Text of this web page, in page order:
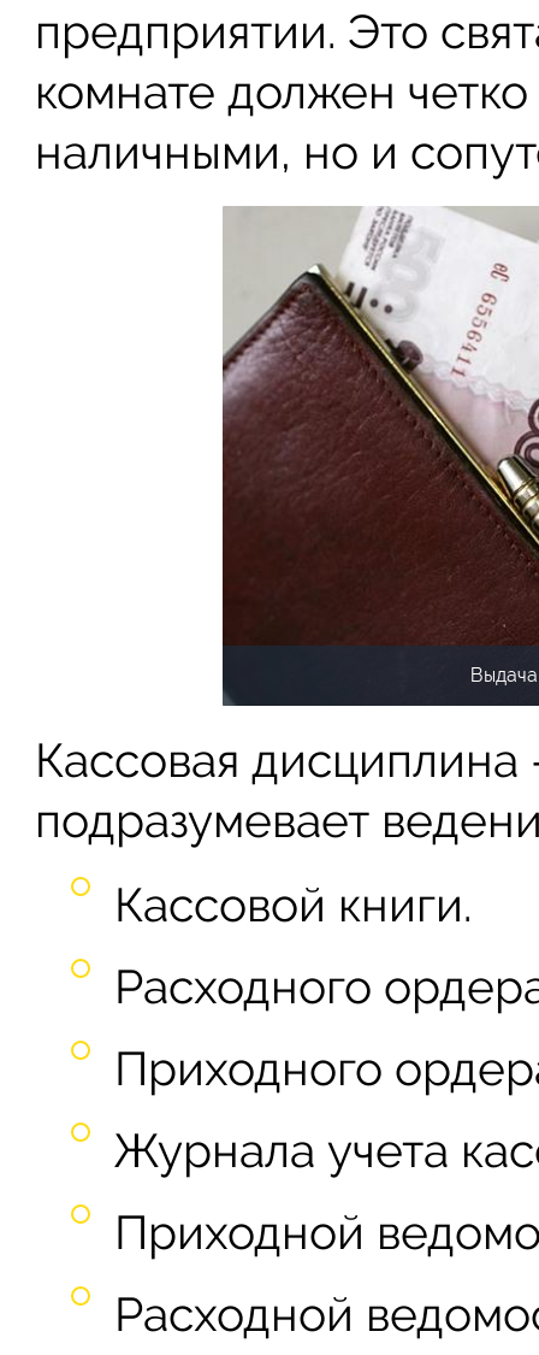
предприятии. Это
комнате должен
наличными, но и
Кассовая дисциплина
подразумевает
Кассовой книги.
Расходного
Приходного
Журнала учета
Приходной
Расходной